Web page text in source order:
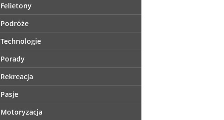
Felietony
Podróże
Technologie
Porady
Rekreacja
Pasje
Motoryzacja